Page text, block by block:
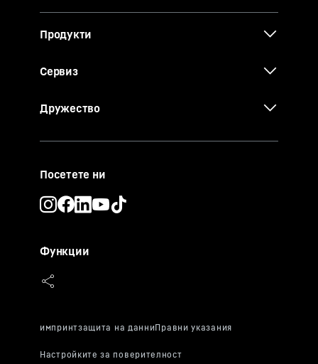
Продукти
Сервиз
Дружество
Посетете ни
Функции